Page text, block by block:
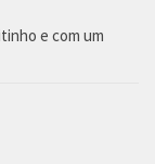
e com um